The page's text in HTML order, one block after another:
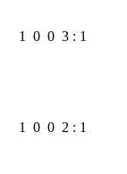
1 0 0 3 : 1
1 0 0 2 : 1